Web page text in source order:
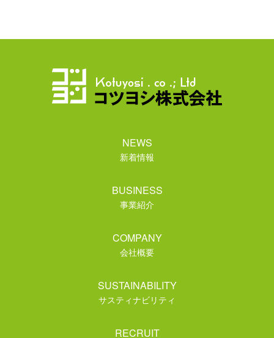
NEWS
新着情報
BUSINESS
事業紹介
COMPANY
会社概要
SUSTAINABILITY
サスティナビリティ
RECRUIT